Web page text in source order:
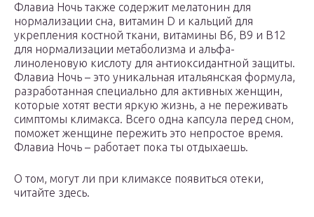
Флавиа Ночь также содержит мелатонин для
нормализации сна, витамин D и кальций для
укрепления костной ткани, витамины В6, В9 и В12
для нормализации метаболизма и альфа-
линоленовую кислоту для антиоксидантной защиты.
Флавиа Ночь – это уникальная итальянская формула,
разработанная специально для активных женщин,
которые хотят вести яркую жизнь, а не переживать
симптомы климакса. Всего одна капсула перед сном,
поможет женщине пережить это непростое время.
Флавиа Ночь – работает пока ты отдыхаешь.
О том, могут ли при климаксе появиться отеки,
читайте здесь.